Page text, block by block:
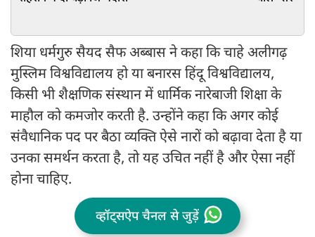
शिया धर्मगुरु सैयद सैफ अब्बास ने कहा कि चाहे अलीगढ़
मुस्लिम विश्वविद्यालय हो या बनारस हिंदू विश्वविद्यालय,
किसी भी शैक्षणिक संस्थान में धार्मिक नारेबाजी शिक्षा के
माहौल को कमजोर करती है. उन्होंने कहा कि अगर कोई
संवैधानिक पद पर बैठा व्यक्ति ऐसे नारों को बढ़ावा देता है या
उनका समर्थन करता है, तो यह उचित नहीं है और ऐसा नहीं
होना चाहिए.
व्हॉट्सऐप चैनल से जुड़ें